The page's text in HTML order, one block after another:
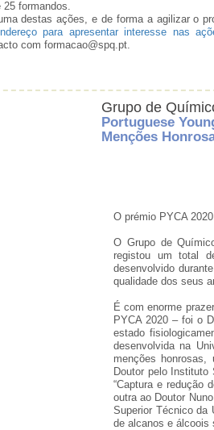
formandos.
destas ações, e de forma a agilizar o
para apresentar interesse nas
com formacao@spq.pt.
Grupo de
Portuguese
Menções
O prémio PYCA
O Grupo de
registou um total
desenvolvido
qualidade dos seus
É com enorme
PYCA 2020 – foi o
estado
desenvolvida na
menções
Doutor pelo Instituto
“Captura e redução
outra ao Doutor
Superior Técnico da
de alcanos e álcoois